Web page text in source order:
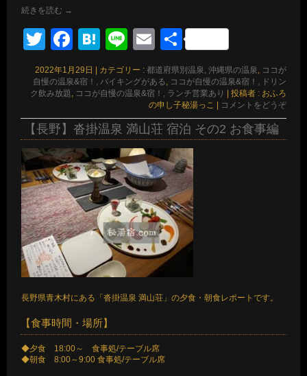
続きを読む →
TwitterFacebook
Hatena
LineEmail
共
有
2022年1月29日 カテゴリー : 都道府県別温泉, 沖縄県の温泉, ココが
自慢の温泉&宿！, バイキングがある, ココが自慢の温泉&宿！, ドリン
ク飲み放題, ココが自慢の温泉&宿！, ランチ営業あり
投稿者 : おふろ
の申し子秘湯っこ
コメントをどうぞ
【長野】沓掛温泉 満山荘 宿泊 その2 お食事編
長野県青木村にある「沓掛温泉 満山荘」の夕食・朝食レポートです。
【食事時間・場所】
◆夕食 18:00～ 食事処/テーブル席
◆朝食 8:00～9:00 食事処/テーブル席